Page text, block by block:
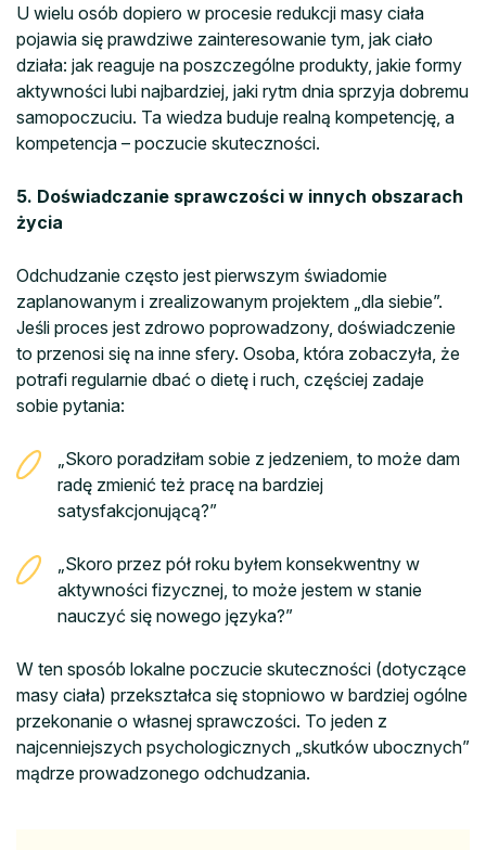
U wielu osób dopiero w procesie redukcji masy ciała
pojawia się prawdziwe zainteresowanie tym, jak ciało
działa: jak reaguje na poszczególne produkty, jakie formy
aktywności lubi najbardziej, jaki rytm dnia sprzyja dobremu
samopoczuciu. Ta wiedza buduje realną kompetencję, a
kompetencja – poczucie skuteczności.
5. Doświadczanie sprawczości w innych obszarach
życia
Odchudzanie często jest pierwszym świadomie
zaplanowanym i zrealizowanym projektem „dla siebie”.
Jeśli proces jest zdrowo poprowadzony, doświadczenie
to przenosi się na inne sfery. Osoba, która zobaczyła, że
potrafi regularnie dbać o dietę i ruch, częściej zadaje
sobie pytania:
„Skoro poradziłam sobie z jedzeniem, to może dam
radę zmienić też pracę na bardziej
satysfakcjonującą?”
„Skoro przez pół roku byłem konsekwentny w
aktywności fizycznej, to może jestem w stanie
nauczyć się nowego języka?”
W ten sposób lokalne poczucie skuteczności (dotyczące
masy ciała) przekształca się stopniowo w bardziej ogólne
przekonanie o własnej sprawczości. To jeden z
najcenniejszych psychologicznych „skutków ubocznych”
mądrze prowadzonego odchudzania.